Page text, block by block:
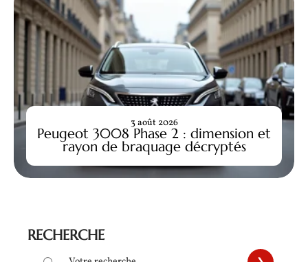
Peugeot 3008 Phase 2 : dimension et
rayon de braquage décryptés
3 août 2026
RECHERCHE